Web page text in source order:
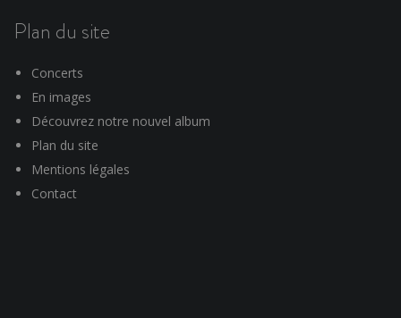
Plan du site
Concerts
En images
Découvrez notre nouvel album
Plan du site
Mentions légales
Contact